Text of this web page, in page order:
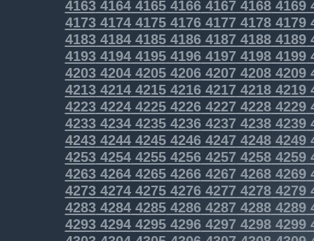
4163416441654166416741684169
4173417441754176417741784179
4183418441854186418741884189
4193419441954196419741984199
4203420442054206420742084209
4213421442154216421742184219
4223422442254226422742284229
4233423442354236423742384239
4243424442454246424742484249
4253425442554256425742584259
4263426442654266426742684269
4273427442754276427742784279
4283428442854286428742884289
4293429442954296429742984299